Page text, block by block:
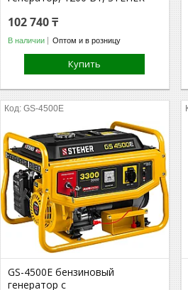
102 740 ₸
В наличии Оптом и в розницу
Купить
GS-4500Е
GS-4500Е бензиновый
генератор с